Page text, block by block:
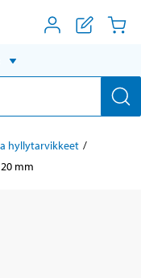
hyllytarvikkeet
mm